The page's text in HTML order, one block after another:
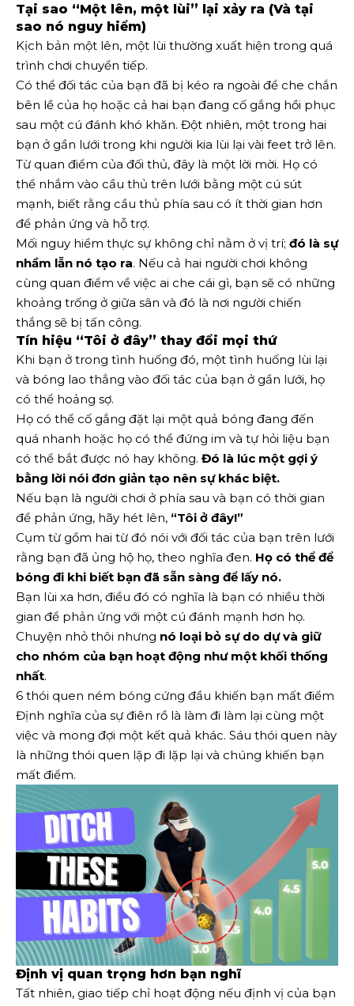
Tại sao “Một lên, một lùi” lại xảy ra (Và tại
sao nó nguy hiểm)
Kịch bản một lên, một lùi thường xuất hiện trong quá
trình chơi chuyển tiếp.
Có thể đối tác của bạn đã bị kéo ra ngoài để che chắn
bên lề của họ hoặc cả hai bạn đang cố gắng hồi phục
sau một cú đánh khó khăn. Đột nhiên, một trong hai
bạn ở gần lưới trong khi người kia lùi lại vài feet trở lên.
Từ quan điểm của đối thủ, đây là một lời mời. Họ có
thể nhắm vào cầu thủ trên lưới bằng một cú sút
mạnh, biết rằng cầu thủ phía sau có ít thời gian hơn
để phản ứng và hỗ trợ.
Mối nguy hiểm thực sự không chỉ nằm ở vị trí; đó là sự
nhầm lẫn nó tạo ra. Nếu cả hai người chơi không
cùng quan điểm về việc ai che cái gì, bạn sẽ có những
khoảng trống ở giữa sân và đó là nơi người chiến
thắng sẽ bị tấn công.
Tín hiệu “Tôi ở đây” thay đổi mọi thứ
Khi bạn ở trong tình huống đó, một tình huống lùi lại
và bóng lao thẳng vào đối tác của bạn ở gần lưới, họ
có thể hoảng sợ.
Họ có thể cố gắng đặt lại một quả bóng đang đến
quá nhanh hoặc họ có thể đứng im và tự hỏi liệu bạn
có thể bắt được nó hay không. Đó là lúc một gợi ý
bằng lời nói đơn giản tạo nên sự khác biệt.
Nếu bạn là người chơi ở phía sau và bạn có thời gian
để phản ứng, hãy hét lên, “Tôi ở đây!”
Cụm từ gồm hai từ đó nói với đối tác của bạn trên lưới
rằng bạn đã ủng hộ họ, theo nghĩa đen. Họ có thể để
bóng đi khi biết bạn đã sẵn sàng để lấy nó.
Bạn lùi xa hơn, điều đó có nghĩa là bạn có nhiều thời
gian để phản ứng với một cú đánh mạnh hơn họ.
Chuyện nhỏ thôi nhưng nó loại bỏ sự do dự và giữ
cho nhóm của bạn hoạt động như một khối thống
nhất.
6 thói quen ném bóng cứng đầu khiến bạn mất điểm
Định nghĩa của sự điên rồ là làm đi làm lại cùng một
việc và mong đợi một kết quả khác. Sáu thói quen này
là những thói quen lặp đi lặp lại và chúng khiến bạn
mất điểm.
Định vị quan trọng hơn bạn nghĩ
Tất nhiên, giao tiếp chỉ hoạt động nếu định vị của bạn